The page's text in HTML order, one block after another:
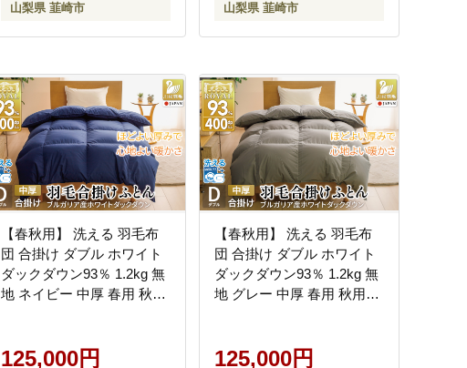
山梨県 韮崎市 山梨県 韮崎市
【春秋用】 洗える 羽毛布
団 合掛け ダブル ホワイト
ダックダウン93％ 1.2kg 無
地 ネイビー 中厚 春用 秋用
ルガリア産 コインランドリ
125,000円
【春秋用】 洗える 羽毛布
団 合掛け ダブル ホワイト
ダックダウン93％ 1.2kg 無
地 グレー 中厚 春用 秋用
ルガリア産 コインランドリ
125,000円